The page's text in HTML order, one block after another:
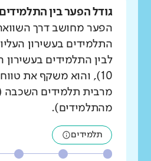
גודל הפער בין
הפער מחושב דרך השוואה
לבין התלמידים בעשירון
10), והוא משקף את
מהתלמידים).
תלמידים